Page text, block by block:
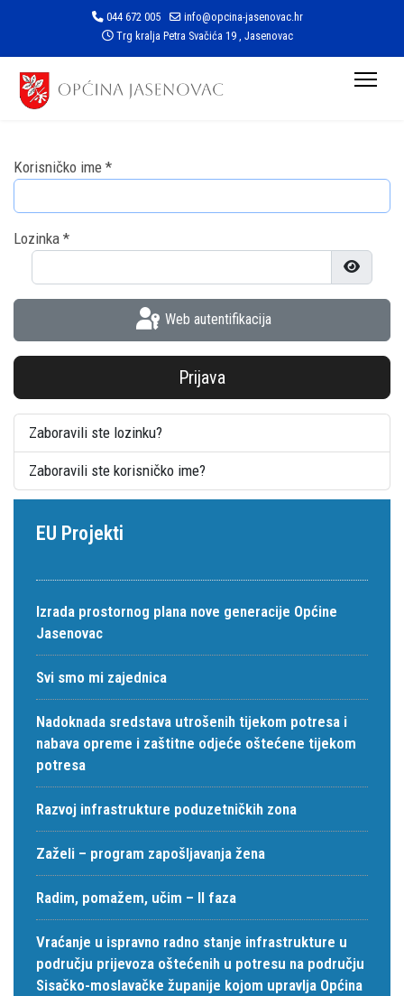
044 672 005
info@opcina-jasenovac.hr
Trg kralja Petra Svačića 19 , Jasenovac
Korisničko ime *
Lozinka *
Prikaži
Web autentifikacija
Prijava
Zaboravili ste lozinku?
Zaboravili ste korisničko ime?
EU Projekti
Izrada prostornog plana nove generacije Općine
Jasenovac
Svi smo mi zajednica
Nadoknada sredstava utrošenih tijekom potresa i
nabava opreme i zaštitne odjeće oštećene tijekom
potresa
Razvoj infrastrukture poduzetničkih zona
Zaželi – program zapošljavanja žena
Radim, pomažem, učim – II faza
Vraćanje u ispravno radno stanje infrastrukture u
području prijevoza oštećenih u potresu na području
Sisačko-moslavačke županije kojom upravlja Općina